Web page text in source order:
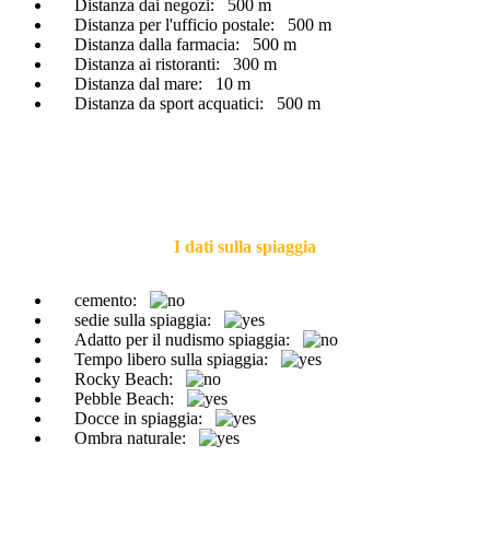
Distanza dai negozi: 500 m
Distanza per l'ufficio postale: 500 m
Distanza dalla farmacia: 500 m
Distanza ai ristoranti: 300 m
Distanza dal mare: 10 m
Distanza da sport acquatici: 500 m
I dati sulla spiaggia
cemento:
sedie sulla spiaggia:
Adatto per il nudismo spiaggia:
Tempo libero sulla spiaggia:
Rocky Beach:
Pebble Beach:
Docce in spiaggia:
Ombra naturale: